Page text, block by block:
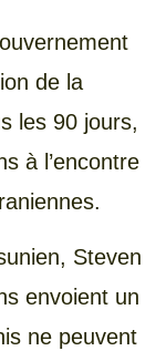
de la
les 90 jours,
à l’encontre
Steven
envoient un
ne peuvent